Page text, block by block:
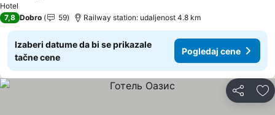
Hotel
7,8 Dobro 59 Railway station: udaljenost 4.8 km
Izaberi datume da bi se prikazale
tačne cene
Pogledaj cene
Deli